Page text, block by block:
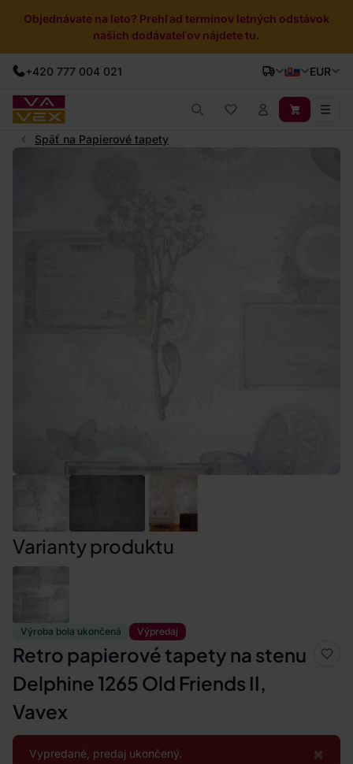
Objednávate na leto? Prehľad termínov letných odstávok
našich dodávateľov nájdete tu.
+420 777 004 021 EUR
Späť na Papierové tapety
Výroba bola ukončená Výpredaj
Retro papierové tapety na stenu
Delphine 1265 Old Friends II,
Vavex
×
Vypredané, predaj ukončený.
Varianty produktu